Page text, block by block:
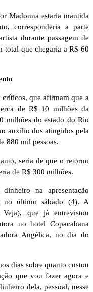
Madonna estaria mantida
corresponderia a parte
durante passagem de
total que chegaria a R$ 60
que afirmam que a
de R$ 10 milhões da
milhões do estado do Rio
auxílio dos atingidos pela
880 mil pessoas.
seria de que o retorno
de R$ 300 milhões.
na apresentação
no último sábado (4). A
que já entrevistou
no hotel Copacabana
Angélica, no dia do
dias sobre quanto custou
que vou fazer agora e
dela, pessoal, nesse